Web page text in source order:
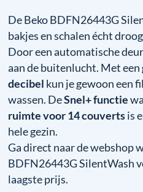
De Beko BDFN26443G
bakjes en schalen écht
Door een automatische
aan de buitenlucht. Met een
decibel kun je gewoon een
wassen. DeSnel+ functie
ruimte voor 14 couvertsis
hele gezin.
Ga direct naar de webshop
BDFN26443G SilentWash
laagste prijs.